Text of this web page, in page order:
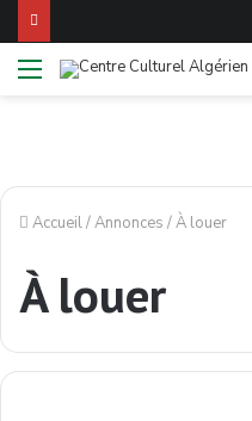
Menu
Accueil/Annonces /À louer
À louer